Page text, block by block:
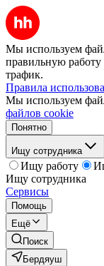
Мы используем
правильную работу
трафик.
Правила
Мы используем
файлов cookie
Понятно
Ищу сотрудника
Ищу работу
Ищу сотрудника
Сервисы
Помощь
Ещё
Поиск
Бердяуш